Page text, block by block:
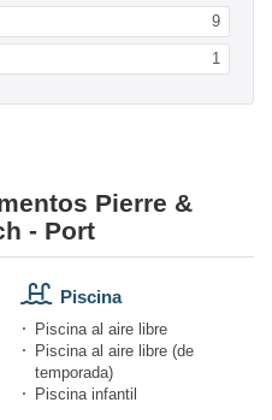
9
1
Pierre &
- Port
Piscina
Piscina al aire libre
Piscina al aire libre (de
temporada)
Piscina infantil